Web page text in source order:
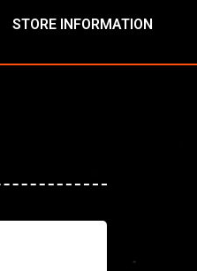
STORE INFORMATION